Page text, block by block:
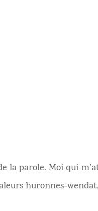
la parole. Moi qui
huronnes-